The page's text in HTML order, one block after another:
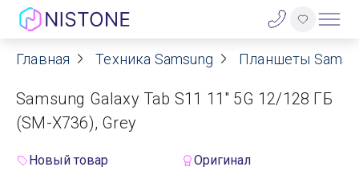
Акции
О нас
Главная Техника Samsung Планшеты
Samsung Galaxy Tab S11 11" 5G 12/128 ГБ
(SM-X736), Grey
Новый товар
Оригинал